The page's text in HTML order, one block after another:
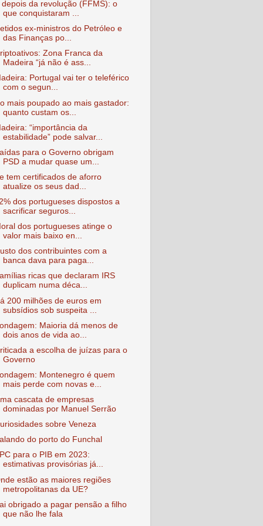
depois da revolução (FFMS): o
que conquistaram ...
ex-ministros do Petróleo e
das Finanças po...
Zona Franca da
Madeira “já não é ass...
Portugal vai ter o teleférico
com o segun...
mais poupado ao mais gastador:
quanto custam os...
“importância da
estabilidade” pode salvar...
para o Governo obrigam
PSD a mudar quase um...
tem certificados de aforro
atualize os seus dad...
dos portugueses dispostos a
sacrificar seguros...
dos portugueses atinge o
valor mais baixo en...
dos contribuintes com a
banca dava para paga...
ricas que declaram IRS
duplicam numa déca...
200 milhões de euros em
subsídios sob suspeita ...
Maioria dá menos de
dois anos de vida ao...
a escolha de juízas para o
Governo
Montenegro é quem
mais perde com novas e...
cascata de empresas
dominadas por Manuel Serrão
sobre Veneza
do porto do Funchal
para o PIB em 2023:
estimativas provisórias já...
estão as maiores regiões
metropolitanas da UE?
obrigado a pagar pensão a filho
que não lhe fala